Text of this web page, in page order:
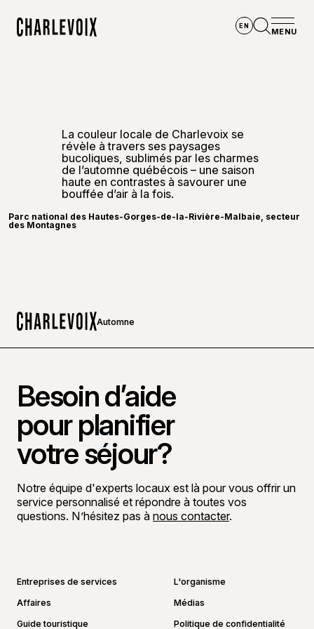
EN
MENU
La couleur locale de Charlevoix se
révèle à travers ses paysages
bucoliques, sublimés par les charmes
de l’automne québécois – une saison
haute en contrastes à savourer une
bouffée d’air à la fois.
Parc national des Hautes-Gorges-de-la-Rivière-Malbaie, secteur
des Montagnes
Automne
Besoin d’aide
pour planifier
votre séjour?
Notre équipe d'experts locaux est là pour vous offrir un
service personnalisé et répondre à toutes vos
questions. N’hésitez pas à nous contacter.
Entreprises de services
L'organisme
Affaires
Médias
Guide touristique
Politique de confidentialité